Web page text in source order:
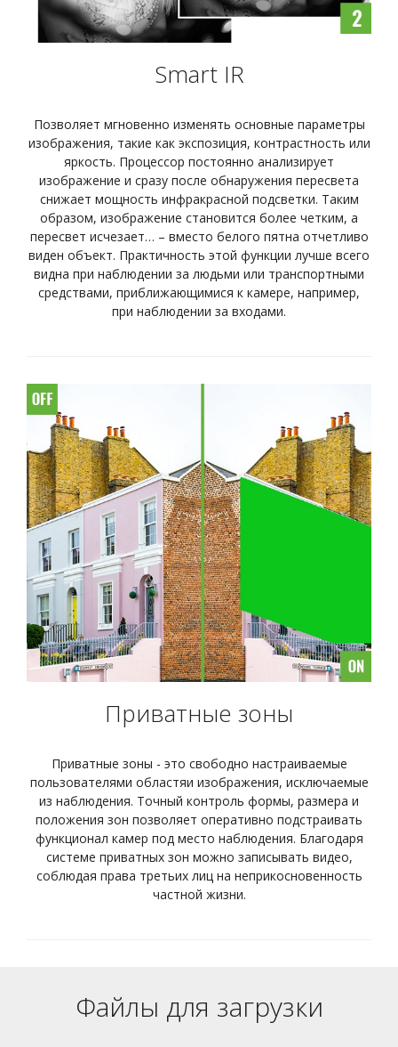
Smart IR
Позволяет мгновенно изменять основные параметры
изображения, такие как экспозиция, контрастность или
яркость. Процессор постоянно анализирует
изображение и сразу после обнаружения пересвета
снижает мощность инфракрасной подсветки. Таким
образом, изображение становится более четким, а
пересвет исчезает… – вместо белого пятна отчетливо
виден объект. Практичность этой функции лучше всего
видна при наблюдении за людьми или транспортными
средствами, приближающимися к камере, например,
при наблюдении за входами.
Приватные зоны
Приватные зоны - это свободно настраиваемые
пользователями областяи изображения, исключаемые
из наблюдения. Точный контроль формы, размера и
положения зон позволяет оперативно подстраивать
функционал камер под место наблюдения. Благодаря
системе приватных зон можно записывать видео,
соблюдая права третьих лиц на неприкосновенность
частной жизни.
Файлы для загрузки